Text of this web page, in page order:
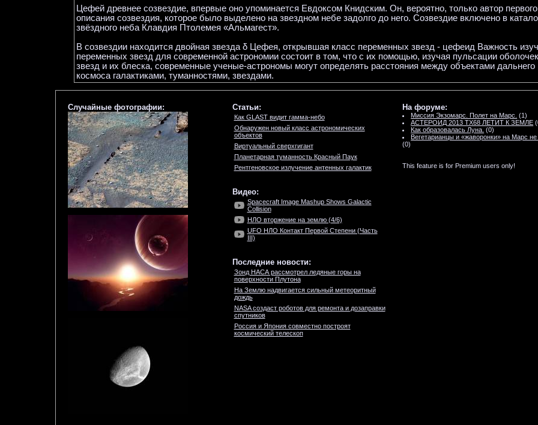
Цефей древнее созвездие, впервые оно упоминается Евдоксом Книдским. Он, вероятно, только автор первого
описания созвездия, которое было выделено на звездном небе задолго до него. Созвездие включено в
звёздного неба Клавдия Птолемея «Альмагест».
В созвездии находится двойная звезда δ Цефея, открывшая класс переменных звезд - цефеид Важность
переменных звезд для современной астрономии состоит в том, что с их помощью, изучая пульсации оболочек
звезд и их блеска, современные ученые-астрономы могут определять расстояния между объектами дальнего
космоса галактиками, туманностями, звездами.
Случайные фотографии: Статьи:
Как GLAST видит гамма-небо
Обнаружен новый класс астрономических
объектов
Виртуальный сверхгигант
Планетарная туманность Красный Паук
Рентгеновское излучение антенных галактик
Видео:
Spacecraft Image Mashup Shows Galactic
Collision
НЛО вторжение на землю (4/6)
UFO НЛО Контакт Первой Степени (Часть
III)
Последние новости:
Зонд НАСА рассмотрел ледяные горы на
поверхности Плутона
На Землю надвигается сильный метеоритный
дождь
NASA создаст роботов для ремонта и дозаправки
спутников
Россия и Япония совместно построят
космический телескоп
На форуме:
Миссия Экзомарс. Полет на Марс. (1)
АСТЕРОИД 2013 TX68 ЛЕТИТ К ЗЕМЛЕ
Как образовалась Луна. (0)
Вегетарианцы и «жаворонки» на Марс не
(0)
This feature is for Premium users only!